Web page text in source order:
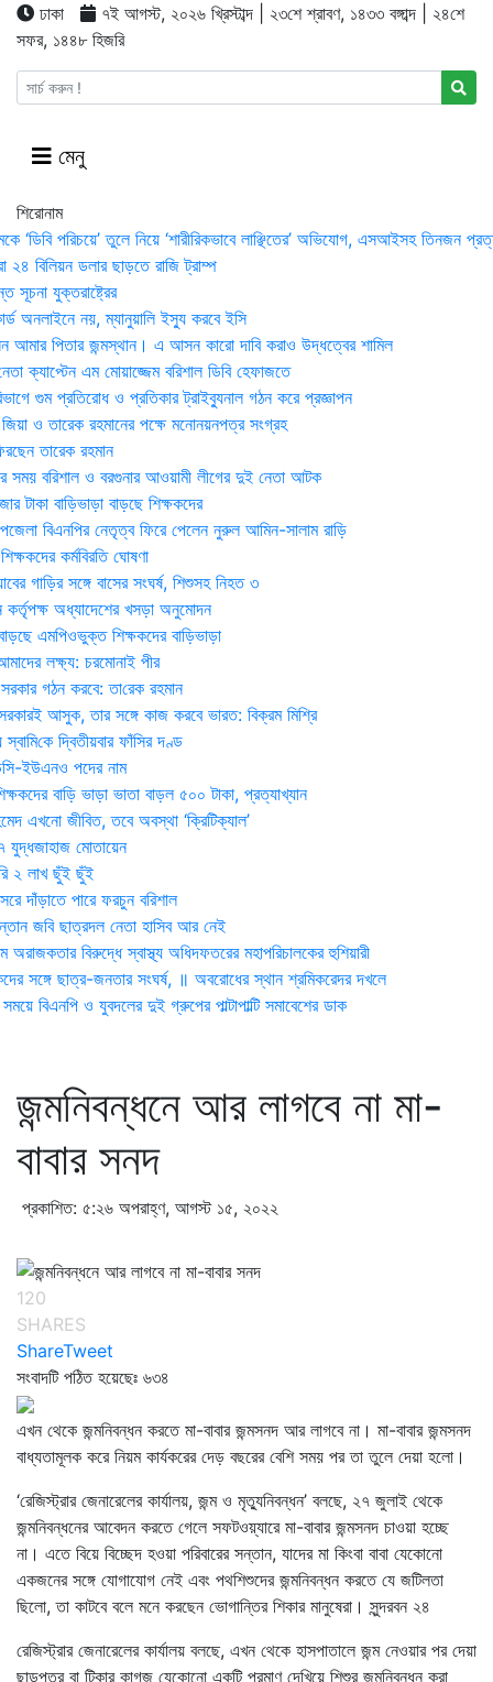
ঢাকা
৭ই আগস্ট, ২০২৬ খ্রিস্টাব্দ | ২৩শে শ্রাবণ, ১৪৩৩ বঙ্গাব্দ | ২৪শে
সফর, ১৪৪৮ হিজরি
মেনু
শিরোনাম
‘ডিবি পরিচয়ে’ তুলে নিয়ে ‘শারীরিকভাবে লাঞ্ছিতের’ অভিযোগ, এসআইসহ তিনজন
২৪ বিলিয়ন ডলার ছাড়তে রাজি ট্রাম্প
সূচনা যুক্তরাষ্ট্রের
অনলাইনে নয়, ম্যানুয়ালি ইস্যু করবে ইসি
পিতার জন্মস্থান। এ আসন কারো দাবি করাও উদ্ধত্বের শামিল
ক্যাপ্টেন এম মোয়াজ্জেম বরিশাল ডিবি হেফাজতে
গুম প্রতিরোধ ও প্রতিকার ট্রাইব্যুনাল গঠন করে প্রজ্ঞাপন
ও তারেক রহমানের পক্ষে মনোনয়নপত্র সংগ্রহ
তারেক রহমান
সময় ব‌রিশাল ও বরগুনার আওয়ামী লীগের দুই নেতা আটক
টাকা বাড়িভাড়া বাড়ছে শিক্ষকদের
বিএনপির নেতৃত্ব ফিরে পেলেন নুরুল আমিন-সালাম রাড়ি
কর্মবিরতি ঘোষণা
গাড়ির সঙ্গে বাসের সংঘর্ষ, শিশুসহ নিহত ৩
কর্তৃপক্ষ অধ্যাদেশের খসড়া অনুমোদন
এমপিওভুক্ত শিক্ষকদের বাড়িভাড়া
লক্ষ্য: চরমোনাই পীর
গঠন করবে: তা‌রেক রহমান
আসুক, তার সঙ্গে কাজ করবে ভারত: বিক্রম মিশ্রি
দ্বিতীয়বার ফাঁসির দণ্ড
ইউএনও পদের নাম
বাড়ি ভাড়া ভাতা বাড়ল ৫০০ টাকা, প্রত্যাখ্যান
এখনো জীবিত, তবে অবস্থা ‘ক্রিটিক্যাল’
যুদ্ধজাহাজ মোতায়েন
২ লাখ ছুঁই ছুঁই
দাঁড়াতে পারে ফরচুন বরিশাল
জবি ছাত্রদল নেতা হাসিব আর নেই
অরাজকতার বিরুদ্ধে স্বাস্থ্য অধিদফতরের মহাপরিচালকের হুশিয়ারী
সঙ্গে ছাত্র-জনতার সংঘর্ষ, ॥ অবরোধের স্থান শ্রমিকরেদর দখলে
বিএনপি ও যুবদলের দুই গ্রুপের পাল্টাপাল্টি সমাবেশের ডাক
জন্মনিবন্ধনে আর লাগবে না মা-
বাবার সনদ
প্রকাশিত: ৫:২৬ অপরাহ্ণ, আগস্ট ১৫, ২০২২
120
SHARES
ShareTweet
সংবাদটি পঠিত হয়েছেঃ ৬৩৪
এখন থেকে জন্মনিবন্ধন করতে মা-বাবার জন্মসনদ আর লাগবে না। মা-বাবার জন্মসনদ
বাধ্যতামূলক করে নিয়ম কার্যকরের দেড় বছরের বেশি সময় পর তা তুলে দেয়া হলো।
‘রেজিস্ট্রার জেনারেলের কার্যালয়, জন্ম ও মৃত্যুনিবন্ধন’ বলছে, ২৭ জুলাই থেকে
জন্মনিবন্ধনের আবেদন করতে গেলে সফটওয়্যারে মা-বাবার জন্মসনদ চাওয়া হচ্ছে
না। এতে বিয়ে বিচ্ছেদ হওয়া পরিবারের সন্তান, যাদের মা কিংবা বাবা যেকোনো
একজনের সঙ্গে যোগাযোগ নেই এবং পথশিশুদের জন্মনিবন্ধন করতে যে জটিলতা
ছিলো, তা কাটবে বলে মনে করছেন ভোগান্তির শিকার মানুষেরা। সুন্দরবন ২৪
রেজিস্ট্রার জেনারেলের কার্যালয় বলছে, এখন থেকে হাসপাতালে জন্ম নেওয়ার পর দেয়া
ছাড়পত্র বা টিকার কাগজ যেকোনো একটি প্রমাণ দেখিয়ে শিশুর জন্মনিবন্ধন করা